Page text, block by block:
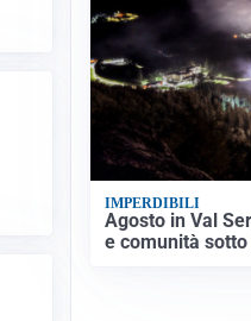
IMPERDIBILI
Agosto in Val
e comunità